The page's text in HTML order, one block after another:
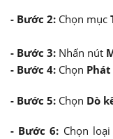
- Bước 2: Chọn mục
- Bước 3: Nhấn nút
- Bước 4: Chọn Phát
- Bước 5: Chọn Dò
- Bước 6: Chọn